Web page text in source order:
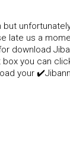
but
late us a
download
you can
your